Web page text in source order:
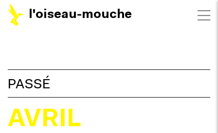
l'oiseau-mouche
FILTRES
PASSÉ
AVRIL